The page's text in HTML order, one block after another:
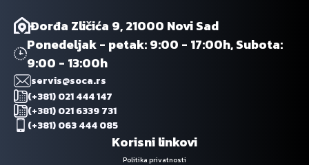
Đorđa Zličića 9, 21000 Novi Sad
Ponedeljak - petak: 9:00 - 17:00h, Subota:
9:00 - 13:00h
servis@soca.rs
(+381) 021 444 147
(+381) 021 6339 731
(+381) 063 444 085
Korisni linkovi
Politika privatnosti